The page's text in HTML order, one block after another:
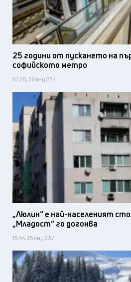
25 години от пускането на
софийското метро
10:28, 26 яну 23 /
„Люлин“ е най-населеният
„Младост“ го догонва
15:44, 25 яну 23 /